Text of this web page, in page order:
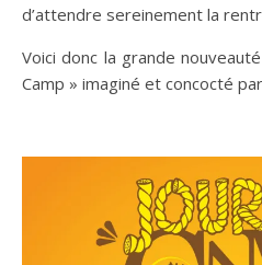
d’attendre sereinement la
Voici donc la grande
Camp » imaginé et concocté